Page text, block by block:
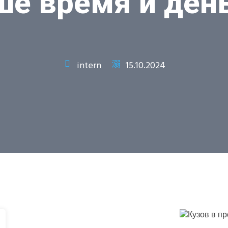
intern 15.10.2024